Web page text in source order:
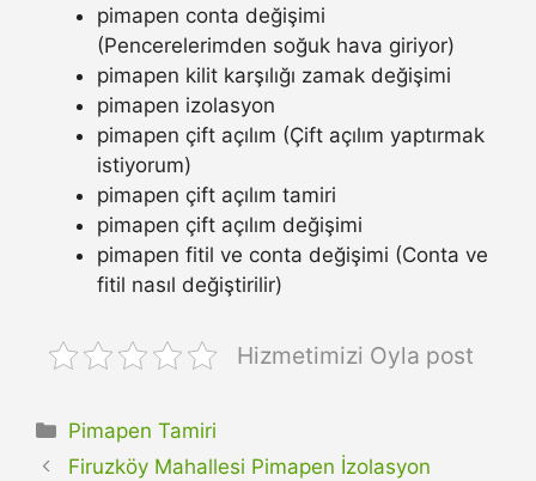
pimapen conta değişimi
(Pencerelerimden soğuk hava giriyor)
pimapen kilit karşılığı zamak değişimi
pimapen izolasyon
pimapen çift açılım (Çift açılım yaptırmak
istiyorum)
pimapen çift açılım tamiri
pimapen çift açılım değişimi
pimapen fitil ve conta değişimi (Conta ve
fitil nasıl değiştirilir)
Hizmetimizi Oyla post
Kategoriler
Pimapen Tamiri
Firuzköy Mahallesi Pimapen İzolasyon